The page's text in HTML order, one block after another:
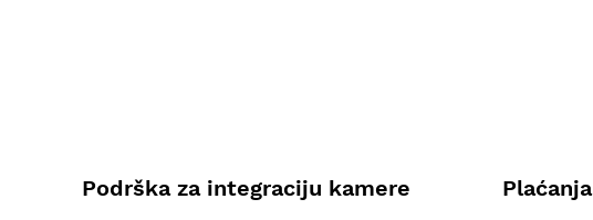
Podrška za integraciju kamere Plaćanja